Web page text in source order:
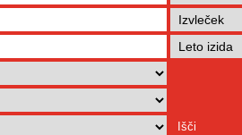
Išči